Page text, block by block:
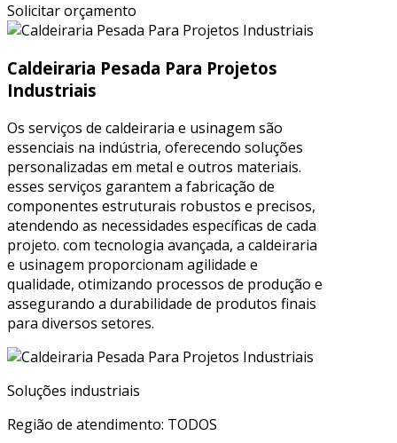
Solicitar orçamento
Caldeiraria Pesada Para Projetos
Industriais
Os serviços de caldeiraria e usinagem são
essenciais na indústria, oferecendo soluções
personalizadas em metal e outros materiais.
esses serviços garantem a fabricação de
componentes estruturais robustos e precisos,
atendendo as necessidades específicas de cada
projeto. com tecnologia avançada, a caldeiraria
e usinagem proporcionam agilidade e
qualidade, otimizando processos de produção e
assegurando a durabilidade de produtos finais
para diversos setores.
Soluções industriais
Região de atendimento: TODOS